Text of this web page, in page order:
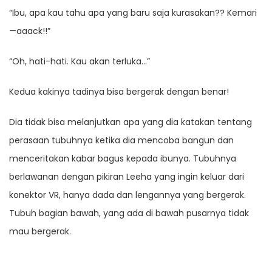
“Ibu, apa kau tahu apa yang baru saja kurasakan?? Kemari
—aaack!!”
“Oh, hati-hati. Kau akan terluka…”
Kedua kakinya tadinya bisa bergerak dengan benar!
Dia tidak bisa melanjutkan apa yang dia katakan tentang
perasaan tubuhnya ketika dia mencoba bangun dan
menceritakan kabar bagus kepada ibunya. Tubuhnya
berlawanan dengan pikiran Leeha yang ingin keluar dari
konektor VR, hanya dada dan lengannya yang bergerak.
Tubuh bagian bawah, yang ada di bawah pusarnya tidak
mau bergerak.